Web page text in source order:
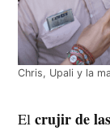
Chris, Upali y la
Elcrujir de